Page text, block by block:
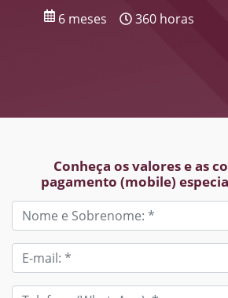
6 meses 360 horas
Conheça os valores e as
pagamento (mobile)